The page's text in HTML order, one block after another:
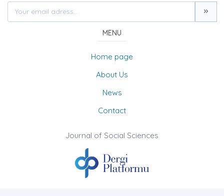
MENU
Home page
About Us
News
Contact
Journal of Social Sciences